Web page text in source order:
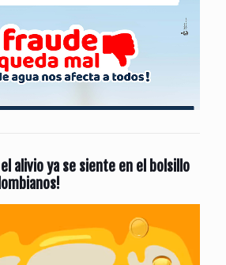
el alivio ya se siente en el bolsillo